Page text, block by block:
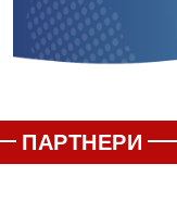
ПАРТНЕРИ